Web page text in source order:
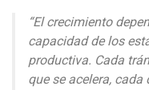
“El crecimiento
capacidad de los
productiva. Cada
que se acelera,